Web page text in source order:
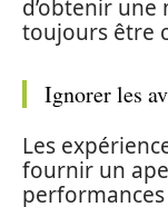
d’obtenir
toujours être
Ignorer les
Les
fournir un
performances